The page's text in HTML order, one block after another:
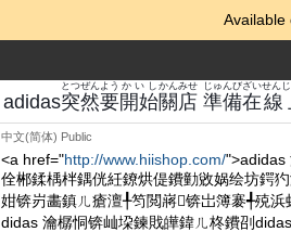
Available
adidas突然
とつぜん
要
よう
開始
かいし
關
かん
店
みせ
準備
じゅんび
在
ざい
線
せん
中文(简体) Public
<a href="http://www.hiishop.com/">adidas
佺郴鍒楀柈鍝侊紝鐐烘偍鐨勭敓娲绘坊鍔
姏锛岃畵鎮ㄦ瘡澶╀笉閲嶈锛岀簿褰╃殑
didas 瀹樼恫锛屾垜鍊戝皣鍏ㄦ柊鐨刟